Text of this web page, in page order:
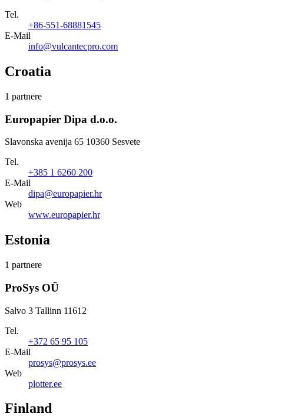
Tel.
+86-551-68881545
E-Mail
info@vulcantecpro.com
Croatia
1 partnere
Europapier Dipa d.o.o.
Slavonska avenija 65 10360 Sesvete
Tel.
+385 1 6260 200
E-Mail
dipa@europapier.hr
Web
www.europapier.hr
Estonia
1 partnere
ProSys OÜ
Salvo 3 Tallinn 11612
Tel.
+372 65 95 105
E-Mail
prosys@prosys.ee
Web
plotter.ee
Finland